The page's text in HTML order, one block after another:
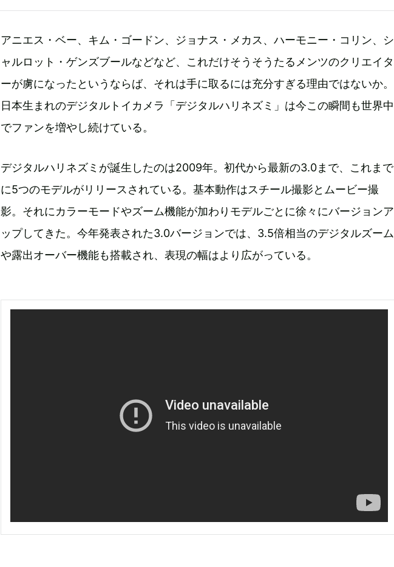
アニエス・ベー、キム・ゴードン、ジョナス・メカス、ハーモニー・コリン、シ
ャルロット・ゲンズブールなどなど、これだけそうそうたるメンツのクリエイタ
ーが虜になったというならば、それは手に取るには充分すぎる理由ではないか。
日本生まれのデジタルトイカメラ「デジタルハリネズミ」は今この瞬間も世界中
でファンを増やし続けている。
デジタルハリネズミが誕生したのは2009年。初代から最新の3.0まで、これまで
に5つのモデルがリリースされている。基本動作はスチール撮影とムービー撮
影。それにカラーモードやズーム機能が加わりモデルごとに徐々にバージョンア
ップしてきた。今年発表された3.0バージョンでは、3.5倍相当のデジタルズーム
や露出オーバー機能も搭載され、表現の幅はより広がっている。